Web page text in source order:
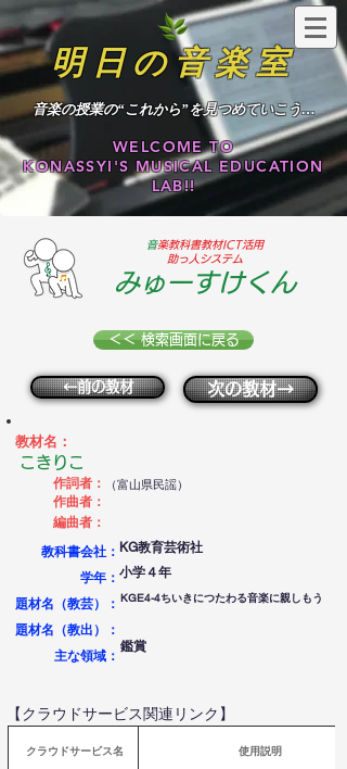
明日の音楽室
​音楽の授業の“これから”を見つめていこう…
WELCOME TO
KONASSYI'S MUSICAL EDUCATION
LAB!!
​音楽教科書教材ICT活用
助っ人システム
みゅーすけくん
＜＜ 検索画面に戻る
←前の教材 次の教材→
教材名：
こきりこ
作詞者：
（富山県民謡）
作曲者：
編曲者：
教科書会社：
学年：
題材名（教芸）：
題材名（教出）：
​主な領域：
KG教育芸術社
小学４年
KGE4-4ちいきにつたわる音楽に親しもう
鑑賞
クラウドサービス名 使用説明
【クラウドサービス関連リンク】